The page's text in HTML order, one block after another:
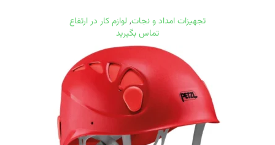
تجهیزات امداد و نجات, لوازم کار در ارتفاع
تماس بگیرید